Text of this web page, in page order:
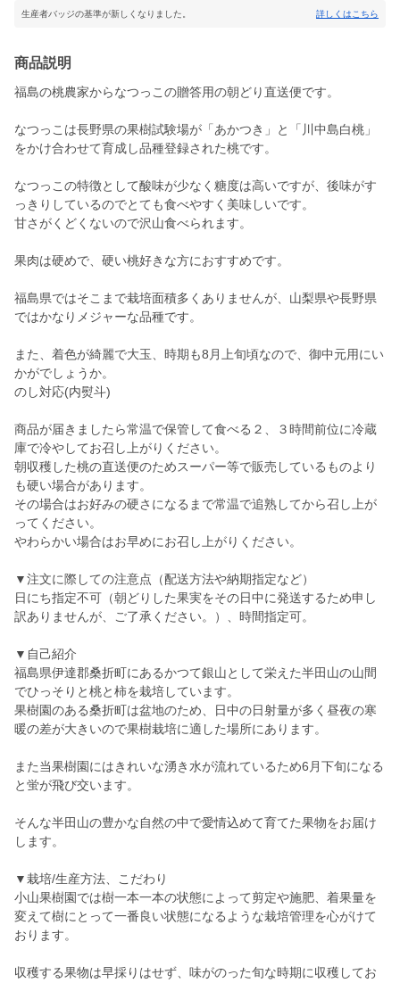
生産者バッジの基準が新しくなりました。 詳しくはこちら
商品説明
福島の桃農家からなつっこの贈答用の朝どり直送便です。
なつっこは長野県の果樹試験場が「あかつき」と「川中島白桃」
をかけ合わせて育成し品種登録された桃です。
なつっこの特徴として酸味が少なく糖度は高いですが、後味がす
っきりしているのでとても食べやすく美味しいです。
甘さがくどくないので沢山食べられます。
果肉は硬めで、硬い桃好きな方におすすめです。
福島県ではそこまで栽培面積多くありませんが、山梨県や長野県
ではかなりメジャーな品種です。
また、着色が綺麗で大玉、時期も8月上旬頃なので、御中元用にい
かがでしょうか。
のし対応(内熨斗)
商品が届きましたら常温で保管して食べる２、３時間前位に冷蔵
庫で冷やしてお召し上がりください。
朝収穫した桃の直送便のためスーパー等で販売しているものより
も硬い場合があります。
その場合はお好みの硬さになるまで常温で追熟してから召し上が
ってください。
やわらかい場合はお早めにお召し上がりください。
▼注文に際しての注意点（配送方法や納期指定など）
日にち指定不可（朝どりした果実をその日中に発送するため申し
訳ありませんが、ご了承ください。）、時間指定可。
▼自己紹介
福島県伊達郡桑折町にあるかつて銀山として栄えた半田山の山間
でひっそりと桃と柿を栽培しています。
果樹園のある桑折町は盆地のため、日中の日射量が多く昼夜の寒
暖の差が大きいので果樹栽培に適した場所にあります。
また当果樹園にはきれいな湧き水が流れているため6月下旬になる
と蛍が飛び交います。
そんな半田山の豊かな自然の中で愛情込めて育てた果物をお届け
します。
▼栽培/生産方法、こだわり
小山果樹園では樹一本一本の状態によって剪定や施肥、着果量を
変えて樹にとって一番良い状態になるような栽培管理を心がけて
おります。
収穫する果物は早採りはせず、味がのった旬な時期に収穫してお